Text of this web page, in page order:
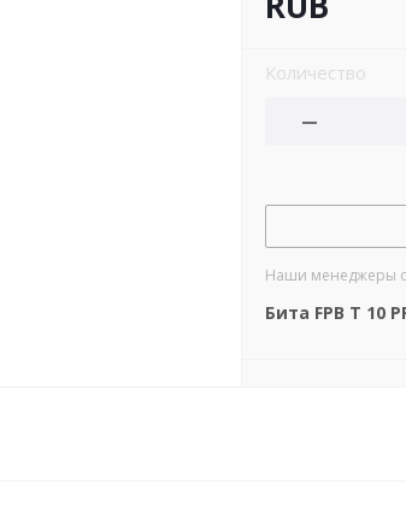
Количество
Наши менеджеры
Бита FPB T 10